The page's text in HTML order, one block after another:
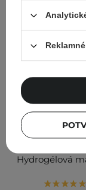
V SADE LACNEJŠIE
Sada - Daily
Ľahký SPF
ml + Ľahký
Hydrogélová